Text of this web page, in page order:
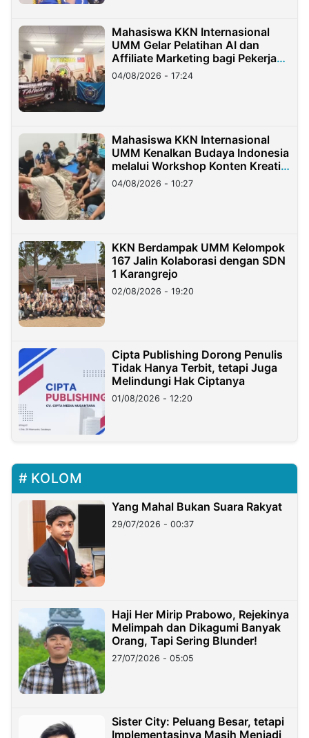
Mahasiswa KKN Internasional
UMM Gelar Pelatihan AI dan
Affiliate Marketing bagi Pekerja
Migran Indonesia di Taiwan
04/08/2026 - 17:24
Mahasiswa KKN Internasional
UMM Kenalkan Budaya Indonesia
melalui Workshop Konten Kreatif
di Taiwan
04/08/2026 - 10:27
KKN Berdampak UMM Kelompok
167 Jalin Kolaborasi dengan SDN
1 Karangrejo
02/08/2026 - 19:20
Cipta Publishing Dorong Penulis
Tidak Hanya Terbit, tetapi Juga
Melindungi Hak Ciptanya
01/08/2026 - 12:20
KOLOM
Yang Mahal Bukan Suara Rakyat
29/07/2026 - 00:37
Haji Her Mirip Prabowo, Rejekinya
Melimpah dan Dikagumi Banyak
Orang, Tapi Sering Blunder!
27/07/2026 - 05:05
Sister City: Peluang Besar, tetapi
Implementasinya Masih Menjadi